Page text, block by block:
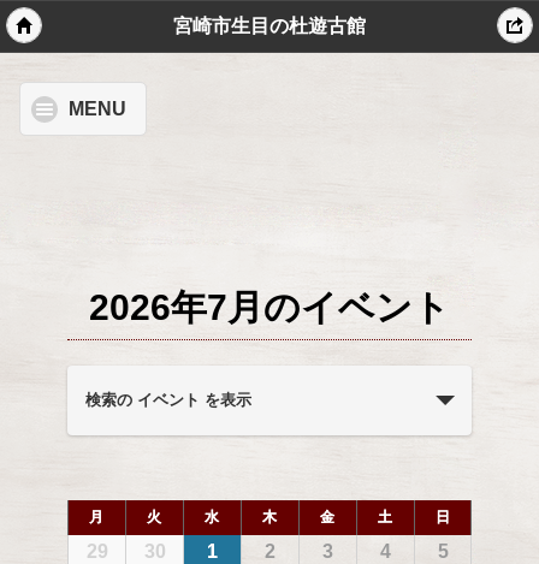
宮崎市生目の杜遊古館
MENU
2026年7月のイベント
イ
ベ
ン
検
索
検索の イベント を表示
イ
ベ
月 火 水 木 金 土 日
29 30 1 2 3 4 5